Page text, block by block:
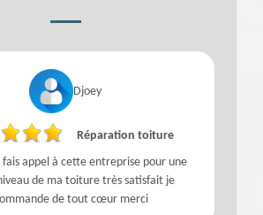
Djoey
Réparation toiture
fais appel à cette entreprise pour une
de ma toiture très satisfait je
de tout cœur merci